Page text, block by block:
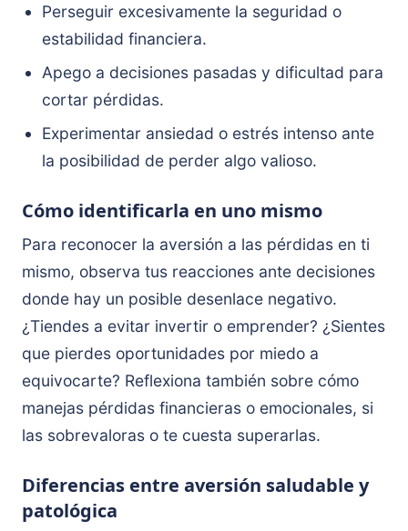
Perseguir excesivamente la seguridad o
estabilidad financiera.
Apego a decisiones pasadas y dificultad para
cortar pérdidas.
Experimentar ansiedad o estrés intenso ante
la posibilidad de perder algo valioso.
Cómo identificarla en uno mismo
Para reconocer la aversión a las pérdidas en ti
mismo, observa tus reacciones ante decisiones
donde hay un posible desenlace negativo.
¿Tiendes a evitar invertir o emprender? ¿Sientes
que pierdes oportunidades por miedo a
equivocarte? Reflexiona también sobre cómo
manejas pérdidas financieras o emocionales, si
las sobrevaloras o te cuesta superarlas.
Diferencias entre aversión saludable y
patológica